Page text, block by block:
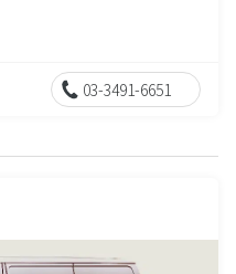
03-3491-6651